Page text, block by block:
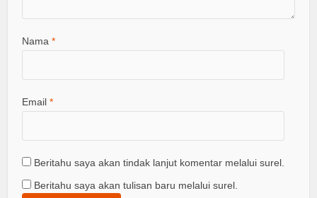
Nama*
Email*
Beritahu saya akan tindak lanjut komentar melalui surel.
Beritahu saya akan tulisan baru melalui surel.